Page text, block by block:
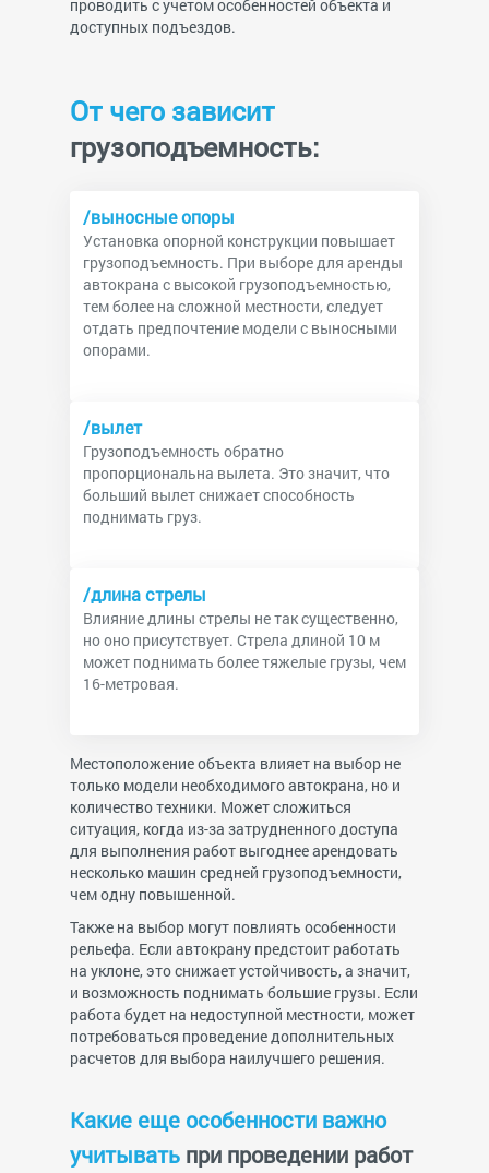
проводить с учетом особенностей объекта и
доступных подъездов.
От чего зависит
грузоподъемность:
/выносные опоры
Установка опорной конструкции повышает
грузоподъемность. При выборе для аренды
автокрана с высокой грузоподъемностью,
тем более на сложной местности, следует
отдать предпочтение модели с выносными
опорами.
/вылет
Грузоподъемность обратно
пропорциональна вылета. Это значит, что
больший вылет снижает способность
поднимать груз.
/длина стрелы
Влияние длины стрелы не так существенно,
но оно присутствует. Стрела длиной 10 м
может поднимать более тяжелые грузы, чем
16-метровая.
Местоположение объекта влияет на выбор не
только модели необходимого автокрана, но и
количество техники. Может сложиться
ситуация, когда из-за затрудненного доступа
для выполнения работ выгоднее арендовать
несколько машин средней грузоподъемности,
чем одну повышенной.
Также на выбор могут повлиять особенности
рельефа. Если автокрану предстоит работать
на уклоне, это снижает устойчивость, а значит,
и возможность поднимать большие грузы. Если
работа будет на недоступной местности, может
потребоваться проведение дополнительных
расчетов для выбора наилучшего решения.
Какие еще особенности важно
учитывать при проведении работ